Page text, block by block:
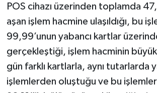
POS cihazı üzerinden toplamda
aşan işlem hacmine ulaşıldığı, bu
99,99’unun yabancı kartlar
gerçekleştiği, işlem hacminin büyük
gün farklı kartlarla, aynı tutarlarda
işlemlerden oluştuğu ve bu